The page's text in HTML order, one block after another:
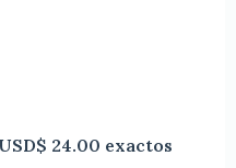
USD$ 24.00 exactos